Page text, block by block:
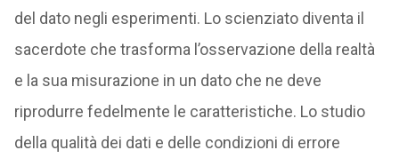
del dato negli esperimenti. Lo scienziato diventa il
sacerdote che trasforma l’osservazione della realtà
e la sua misurazione in un dato che ne deve
riprodurre fedelmente le caratteristiche. Lo studio
della qualità dei dati e delle condizioni di errore